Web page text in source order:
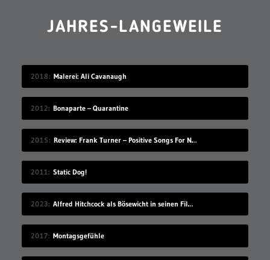
JAHRES-LANGEWEILE
2018 Malerei: Ali Cavanaugh
2012 Bonaparte – Quarantine
2015 Review: Frank Turner – Positive Songs For Negative People
2011 Static Dog!
2023 Alfred Hitchcock als Bösewicht in seinen Filmen
2017 Montagsgefühle